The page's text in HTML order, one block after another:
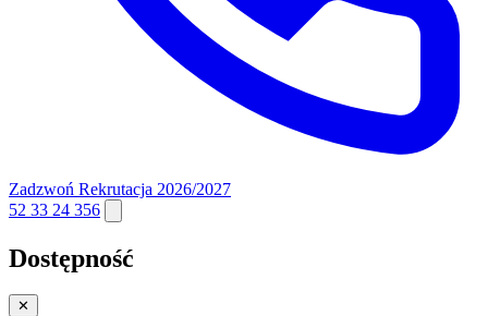
Zadzwoń Rekrutacja 2026/2027
52 33 24 356
Dostępność
✕